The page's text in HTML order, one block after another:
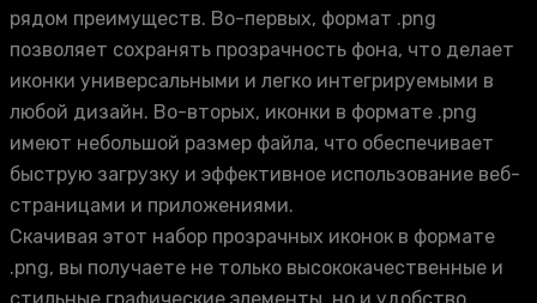
рядом преимуществ. Во-первых, формат .png
позволяет сохранять прозрачность фона, что делает
иконки универсальными и легко интегрируемыми в
любой дизайн. Во-вторых, иконки в формате .png
имеют небольшой размер файла, что обеспечивает
быструю загрузку и эффективное использование веб-
страницами и приложениями.
Скачивая этот набор прозрачных иконок в формате
.png, вы получаете не только высококачественные и